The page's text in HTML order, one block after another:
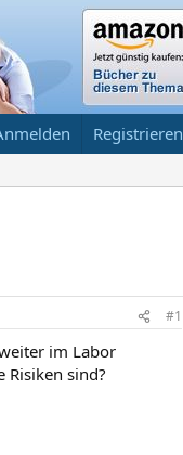
Registrieren
#1
im Labor
sind?